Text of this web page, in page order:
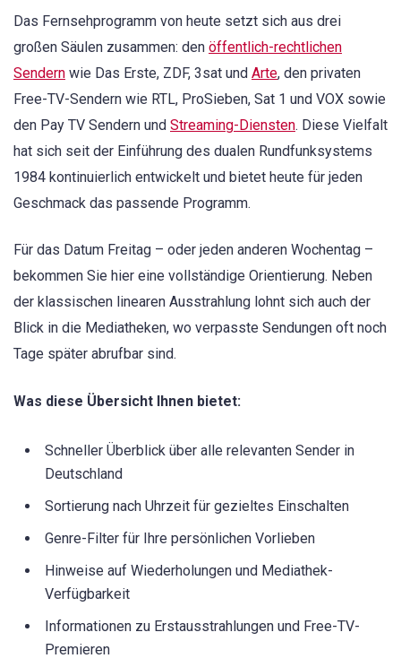
Das Fernsehprogramm von heute setzt sich aus drei
großen Säulen zusammen: den öffentlich-rechtlichen
Sendern wie Das Erste, ZDF, 3sat und Arte, den privaten
Free-TV-Sendern wie RTL, ProSieben, Sat 1 und VOX sowie
den Pay TV Sendern und Streaming-Diensten. Diese Vielfalt
hat sich seit der Einführung des dualen Rundfunksystems
1984 kontinuierlich entwickelt und bietet heute für jeden
Geschmack das passende Programm.
Für das Datum Freitag – oder jeden anderen Wochentag –
bekommen Sie hier eine vollständige Orientierung. Neben
der klassischen linearen Ausstrahlung lohnt sich auch der
Blick in die Mediatheken, wo verpasste Sendungen oft noch
Tage später abrufbar sind.
Was diese Übersicht Ihnen bietet:
Schneller Überblick über alle relevanten Sender in
Deutschland
Sortierung nach Uhrzeit für gezieltes Einschalten
Genre-Filter für Ihre persönlichen Vorlieben
Hinweise auf Wiederholungen und Mediathek-
Verfügbarkeit
Informationen zu Erstausstrahlungen und Free-TV-
Premieren